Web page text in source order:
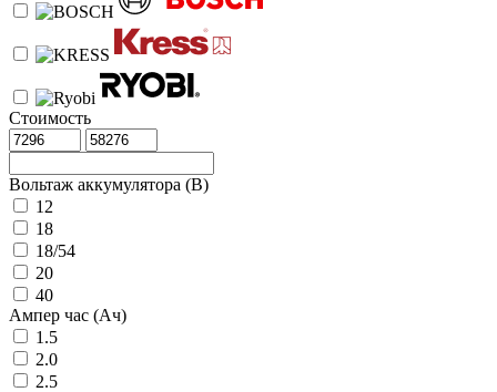
Стоимость
Вольтаж аккумулятора (В)
12
18
18/54
20
40
Ампер час (Ач)
1.5
2.0
2.5